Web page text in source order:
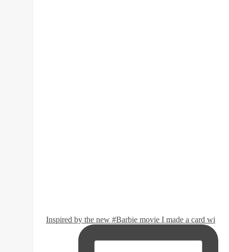
Inspired by the new #Barbie movie I made a card wi